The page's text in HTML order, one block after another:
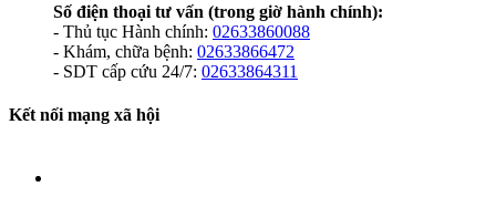
Số điện thoại tư vấn (trong giờ hành chính):
- Thủ tục Hành chính: 02633860088
- Khám, chữa bệnh: 02633866472
- SDT cấp cứu 24/7: 02633864311
Kết nối mạng xã hội